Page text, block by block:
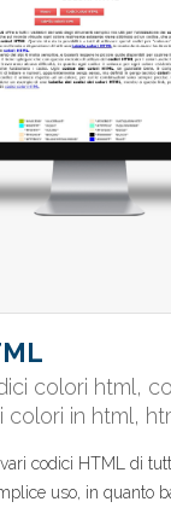
colori html,
colori in html,
codici HTML di
uso, in quanto